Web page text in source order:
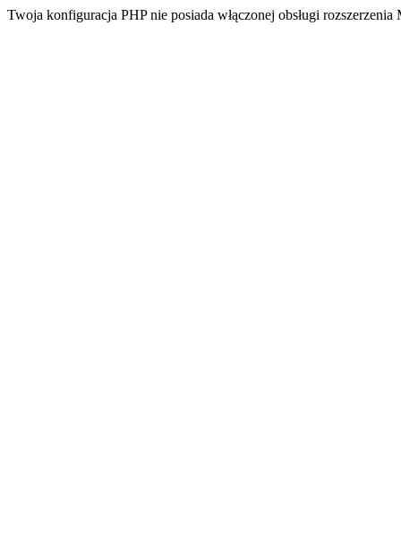
Twoja konfiguracja PHP nie posiada włączonej obsługi